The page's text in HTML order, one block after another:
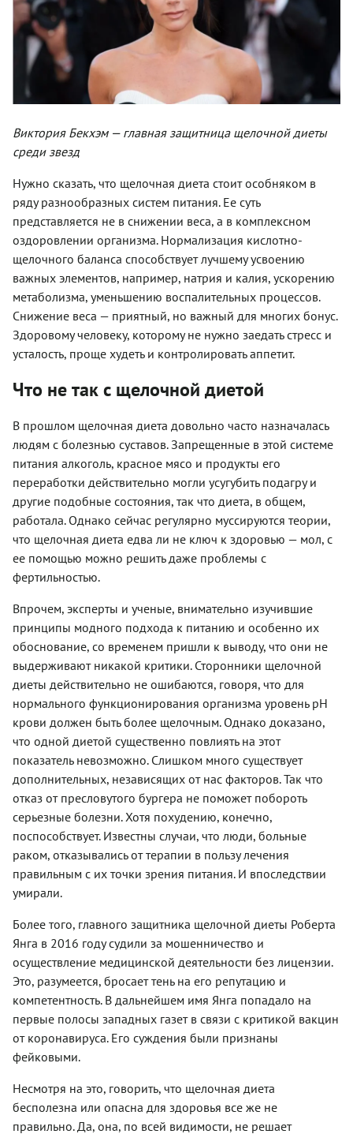
Виктория Бекхэм — главная защитница щелочной диеты
среди звезд
Нужно сказать, что щелочная диета стоит особняком в
ряду разнообразных систем питания. Ее суть
представляется не в снижении веса, а в комплексном
оздоровлении организма. Нормализация кислотно-
щелочного баланса способствует лучшему усвоению
важных элементов, например, натрия и калия, ускорению
метаболизма, уменьшению воспалительных процессов.
Снижение веса — приятный, но важный для многих бонус.
Здоровому человеку, которому не нужно заедать стресс и
усталость, проще худеть и контролировать аппетит.
Что не так с щелочной диетой
В прошлом щелочная диета довольно часто назначалась
людям с болезнью суставов. Запрещенные в этой системе
питания алкоголь, красное мясо и продукты его
переработки действительно могли усугубить подагру и
другие подобные состояния, так что диета, в общем,
работала. Однако сейчас регулярно муссируются теории,
что щелочная диета едва ли не ключ к здоровью — мол, с
ее помощью можно решить даже проблемы с
фертильностью.
Впрочем, эксперты и ученые, внимательно изучившие
принципы модного подхода к питанию и особенно их
обоснование, со временем пришли к выводу, что они не
выдерживают никакой критики. Сторонники щелочной
диеты действительно не ошибаются, говоря, что для
нормального функционирования организма уровень pH
крови должен быть более щелочным. Однако доказано,
что одной диетой существенно повлиять на этот
показатель невозможно. Слишком много существует
дополнительных, независящих от нас факторов. Так что
отказ от пресловутого бургера не поможет побороть
серьезные болезни. Хотя похудению, конечно,
поспособствует. Известны случаи, что люди, больные
раком, отказывались от терапии в пользу лечения
правильным с их точки зрения питания. И впоследствии
умирали.
Более того, главного защитника щелочной диеты Роберта
Янга в 2016 году судили за мошенничество и
осуществление медицинской деятельности без лицензии.
Это, разумеется, бросает тень на его репутацию и
компетентность. В дальнейшем имя Янга попадало на
первые полосы западных газет в связи с критикой вакцин
от коронавируса. Его суждения были признаны
фейковыми.
Несмотря на это, говорить, что щелочная диета
бесполезна или опасна для здоровья все же не
правильно. Да, она, по всей видимости, не решает